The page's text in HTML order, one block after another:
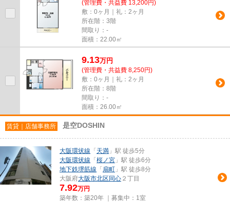
(管理費・共益費 13,200円)
敷：0ヶ月｜礼：2ヶ月
所在階：3階
間取り：-
面積：22.00㎡
9.13万円
(管理費・共益費 8,250円)
敷：0ヶ月｜礼：2ヶ月
所在階：8階
間取り：-
面積：26.00㎡
賃貸｜店舗事務所 是空DOSHIN
大阪環状線 「 天満 」駅 徒歩5分
大阪環状線 「 桜ノ宮 」駅 徒歩6分
地下鉄堺筋線 「 扇町 」駅 徒歩8分
大阪府大阪市北区 同心 ２丁目
7.92万円
築年数：築20年 ｜募集中： 1室